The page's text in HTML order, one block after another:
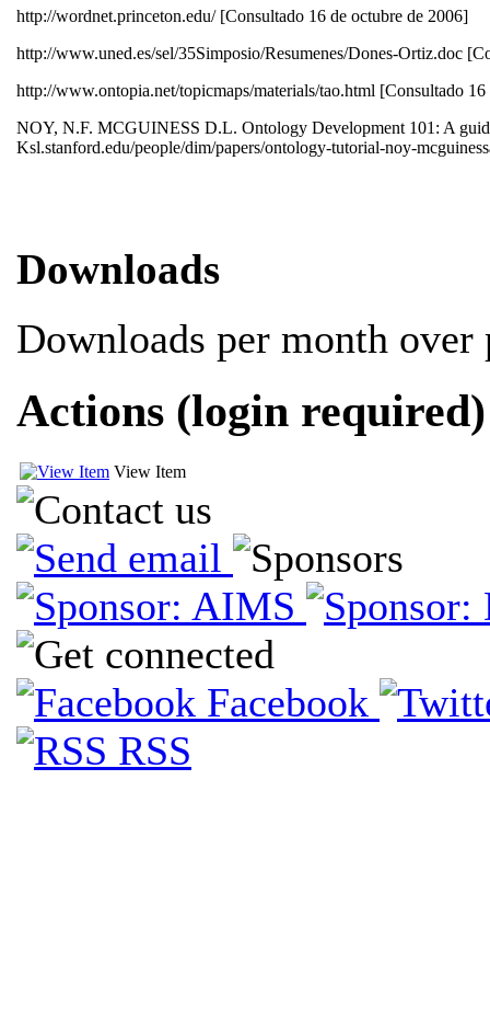
http://wordnet.princeton.edu/ [Consultado 16 de octubre de 2006]
http://www.uned.es/sel/35Simposio/Resumenes/Dones-Ortiz.doc
http://www.ontopia.net/topicmaps/materials/tao.html [Consultado
NOY, N.F. MCGUINESS D.L. Ontology Development 101: A
Ksl.stanford.edu/people/dim/papers/ontology-tutorial-noy-
Downloads
Downloads per month over
Actions (login required)
View Item
Facebook
RSS